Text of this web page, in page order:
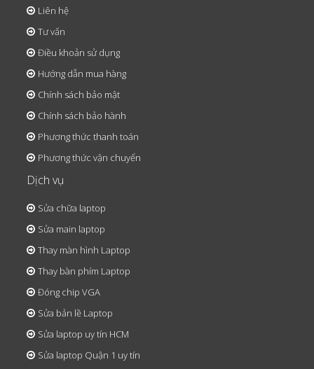
Liên hệ
Tư vấn
Điều khoản sử dụng
Hướng dẫn mua hàng
Chính sách bảo mật
Chính sách bảo hành
Phương thức thanh toán
Phương thức vận chuyển
Dịch vụ
Sửa chữa laptop
Sửa main laptop
Thay màn hình Laptop
Thay bàn phím Laptop
Đóng chip VGA
Sửa bản lề Laptop
Sửa laptop uy tín HCM
Sửa laptop Quận 1 uy tín